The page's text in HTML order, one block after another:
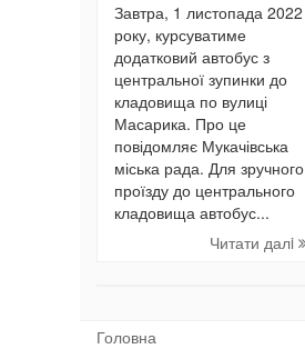
Завтра, 1 листопада 2022
року, курсуватиме
додатковий автобус з
центральної зупинки до
кладовища по вулиці
Масарика. Про це
повідомляє Мукачівська
міська рада. Для зручного
проїзду до центрального
кладовища автобус...
Читати далi
Головна